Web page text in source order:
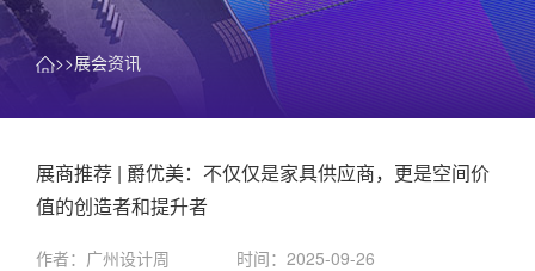
>>展会资讯
展商推荐 | 爵优美：不仅仅是家具供应商，更是空间价
值的创造者和提升者
作者：广州设计周 时间：2025-09-26